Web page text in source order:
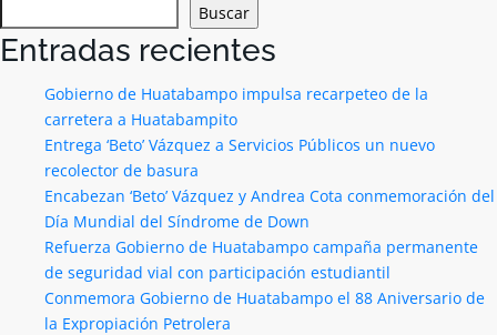
Buscar
Entradas recientes
Gobierno de Huatabampo impulsa recarpeteo de la
carretera a Huatabampito
Entrega ‘Beto’ Vázquez a Servicios Públicos un nuevo
recolector de basura
Encabezan ‘Beto’ Vázquez y Andrea Cota conmemoración del
Día Mundial del Síndrome de Down
Refuerza Gobierno de Huatabampo campaña permanente
de seguridad vial con participación estudiantil
Conmemora Gobierno de Huatabampo el 88 Aniversario de
la Expropiación Petrolera